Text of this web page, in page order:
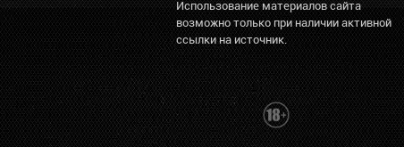
Использование материалов сайта
возможно только при наличии активной
ссылки на источник.